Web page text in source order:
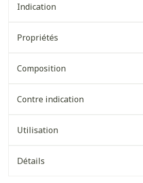
Indication
Propriétés
Composition
Contre indication
Utilisation
Détails